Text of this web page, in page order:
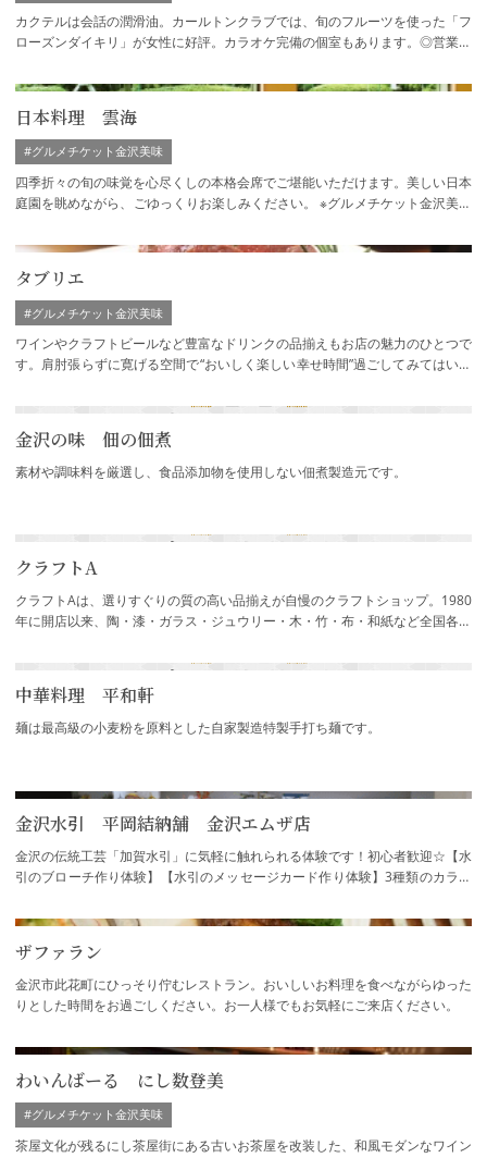
カクテルは会話の潤滑油。カールトンクラブでは、旬のフルーツを使った「フ
ローズンダイキリ」が女性に好評。カラオケ完備の個室もあります。◎営業情
日本料理 雲海
四季折々の旬の味覚を心尽くしの本格会席でご堪能いただけます。美しい日本
庭園を眺めながら、ごゆっくりお楽しみください。 ※グルメチケット金沢美味
#グルメチケット金沢美味
タブリエ
ワインやクラフトビールなど豊富なドリンクの品揃えもお店の魅力のひとつで
す。肩肘張らずに寛げる空間で“おいしく楽しい幸せ時間”過ごしてみてはいか
#グルメチケット金沢美味
金沢の味 佃の佃煮
素材や調味料を厳選し、食品添加物を使用しない佃煮製造元です。
クラフトA
クラフトAは、選りすぐりの質の高い品揃えが自慢のクラフトショップ。1980
年に開店以来、陶・漆・ガラス・ジュウリー・木・竹・布・和紙など全国各地
中華料理 平和軒
麺は最高級の小麦粉を原料とした自家製造特製手打ち麺です。
金沢水引 平岡結納舗 金沢エムザ店
金沢の伝統工芸「加賀水引」に気軽に触れられる体験です！初心者歓迎☆【水
引のブローチ作り体験】【水引のメッセージカード作り体験】3種類のカラー
ザファラン
金沢市此花町にひっそり佇むレストラン。おいしいお料理を食べながらゆった
りとした時間をお過ごしください。お一人様でもお気軽にご来店ください。
わいんばーる にし数登美
茶屋文化が残るにし茶屋街にある古いお茶屋を改装した、和風モダンなワイン
#グルメチケット金沢美味